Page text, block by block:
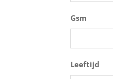
Gsm
Leeftijd